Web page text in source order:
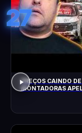
27
PREÇOS CAINDO
MONTADORAS